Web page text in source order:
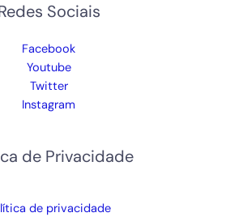
Sociais
Facebook
Youtube
Twitter
Instagram
de Privacidade
de privacidade